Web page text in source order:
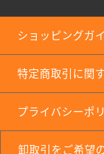
ショッピングガ
特定商取引に関
プライバシーポ
卸取引をご希望